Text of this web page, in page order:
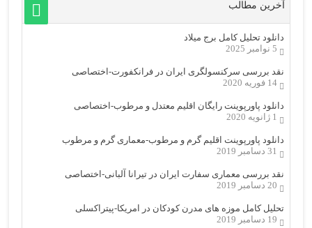
آخرین مطالب
دانلود تحلیل کامل برج میلاد
5 نوامبر 2025
نقد بررسی سرکنسولگری ایران در فرانکفورت-اختصاصی
14 فوریه 2020
دانلود پاورپوینت رایگان اقلیم معتدل و مرطوب-اختصاصی
1 ژانویه 2020
دانلود پاورپوینت اقلیم گرم و مرطوب-معماری گرم و مرطوب
31 دسامبر 2019
نقد بررسی معماری سفارت ایران در تیرانا آلبانی-اختصاصی
20 دسامبر 2019
تحلیل کامل موزه های مدرن کودکان در امریکا-پیتراکسلی
19 دسامبر 2019